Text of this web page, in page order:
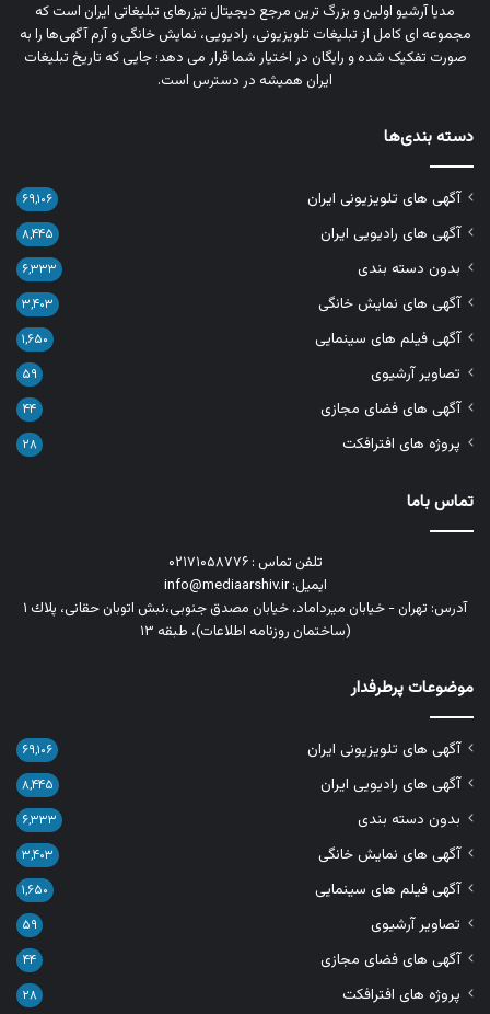
مدیا آرشیو اولین و بزرگ‌ ترین مرجع دیجیتال تیزرهای تبلیغاتی ایران است که
مجموعه‌ ای کامل از تبلیغات تلویزیونی، رادیویی، نمایش خانگی و آرم‌ آگهی‌ها را به‌
صورت تفکیک‌ شده و رایگان در اختیار شما قرار می‌ دهد؛ جایی که تاریخ تبلیغات
ایران همیشه در دسترس است.
دسته بندی‌ها
آگهی های تلویزیونی ایران ۶۹,۱۰۶
آگهی های رادیویی ایران ۸,۴۴۵
بدون دسته بندی ۶,۳۳۳
آگهی های نمایش خانگی ۳,۴۰۳
آگهی فیلم های سینمایی ۱,۶۵۰
تصاویر آرشیوی ۵۹
آگهی های فضای مجازی ۴۴
پروژه های افترافکت ۲۸
تماس باما
تلفن تماس : ۰۲۱۷۱۰۵۸۷۷۶
ایمیل: info@mediaarshiv.ir
آدرس: تهران - خیابان میرداماد، خیابان مصدق جنوبی،نبش اتوبان حقانی، پلاك ١
(ساختمان روزنامه اطلاعات)، طبقه ۱۳
موضوعات پرطرفدار
آگهی های تلویزیونی ایران ۶۹,۱۰۶
آگهی های رادیویی ایران ۸,۴۴۵
بدون دسته بندی ۶,۳۳۳
آگهی های نمایش خانگی ۳,۴۰۳
آگهی فیلم های سینمایی ۱,۶۵۰
تصاویر آرشیوی ۵۹
آگهی های فضای مجازی ۴۴
پروژه های افترافکت ۲۸